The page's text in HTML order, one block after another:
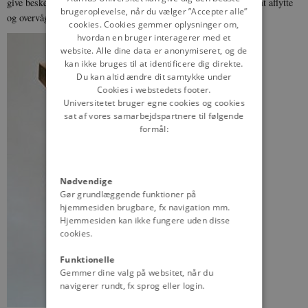
og overvåge ikke-mistænkte personers telefoner og computere.
brugeroplevelse, når du vælger ”Accepter alle”
cookies. Cookies gemmer oplysninger om,
hvordan en bruger interagerer med et
website. Alle dine data er anonymiseret, og de
kan ikke bruges til at identificere dig direkte.
Du kan altid ændre dit samtykke under
Cookies i webstedets footer.
Universitetet bruger egne cookies og cookies
sat af vores samarbejdspartnere til følgende
formål:
Nødvendige
Gør grundlæggende funktioner på
hjemmesiden brugbare, fx navigation mm.
Hjemmesiden kan ikke fungere uden disse
cookies.
Funktionelle
Gemmer dine valg på websitet, når du
navigerer rundt, fx sprog eller login.